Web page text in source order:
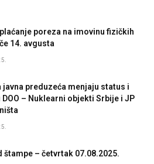
poreza na imovinu fizičkih
14. avgusta
javna preduzeća menjaju status i
– Nuklearni objekti Srbije i JP
štampe – četvrtak 07.08.2025.